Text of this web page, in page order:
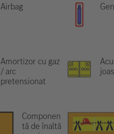
Airbag
Amortizor cu gaz
/ arc
pretensionat
Componen
tă de înaltă